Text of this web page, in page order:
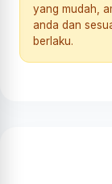
yang mudah,
anda dan
berlaku.